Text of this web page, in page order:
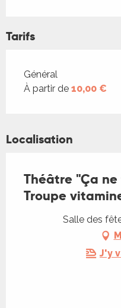
Tarifs
Tarifs 2026
Général
À partir de 10,00 €
Localisation
Théâtre "Ça
Troupe
Salle des
J'y